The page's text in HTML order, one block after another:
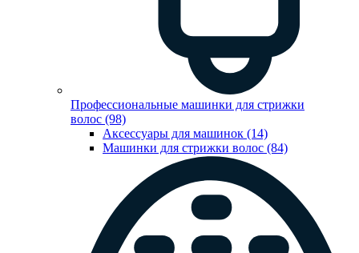
Профессиональные машинки для стрижки
волос (98)
Аксессуары для машинок (14)
Машинки для стрижки волос (84)